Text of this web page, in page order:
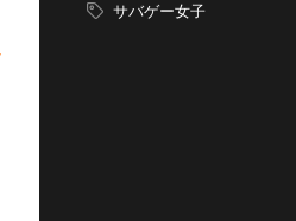
サバゲー女子